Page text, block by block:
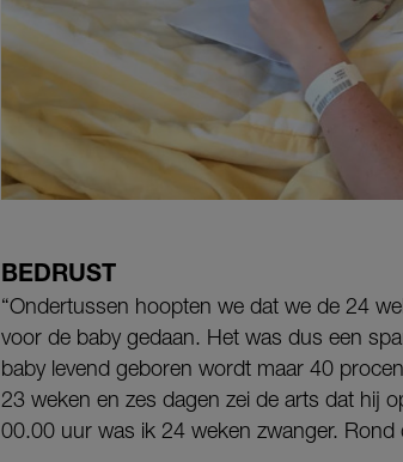
BEDRUST
“Ondertussen hoopten we dat we de 24
voor de baby gedaan. Het was dus een
baby levend geboren wordt maar 40
23 weken en zes dagen zei de arts dat hij
00.00 uur was ik 24 weken zwanger. Rond